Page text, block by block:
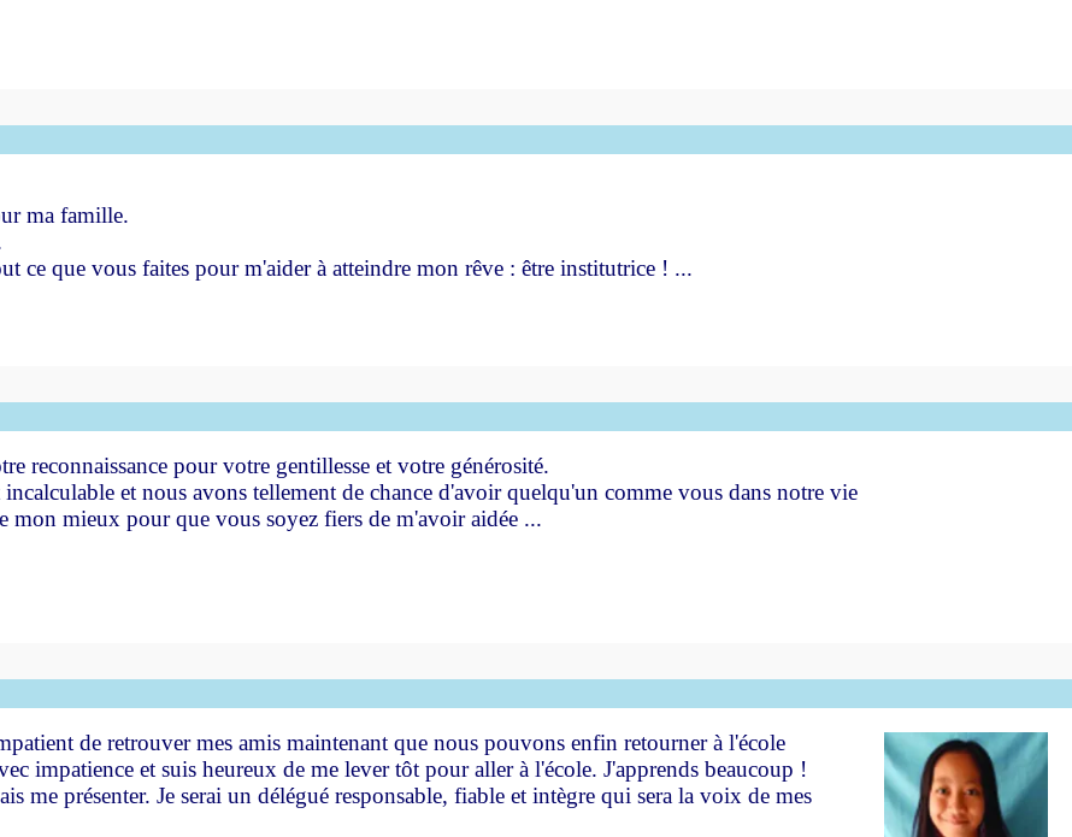
ma famille.
ce que vous faites pour m'aider à atteindre mon rêve : être institutrice ! ...
reconnaissance pour votre gentillesse et votre générosité.
et nous avons tellement de chance d'avoir quelqu'un comme vous dans notre vie
mon mieux pour que vous soyez fiers de m'avoir aidée ...
de retrouver mes amis maintenant que nous pouvons enfin retourner à l'école
impatience et suis heureux de me lever tôt pour aller à l'école. J'apprends beaucoup !
me présenter. Je serai un délégué responsable, fiable et intègre qui sera la voix de mes